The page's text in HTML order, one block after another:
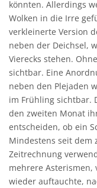
könnten. Allerdings
Wolken in die Irre
verkleinerte Version
neben der Deichsel,
Vierecks stehen.
sichtbar. Eine
neben den Plejaden
im Frühling sichtbar.
den zweiten Monat
entscheiden, ob ein
Mindestens seit dem
Zeitrechnung
mehrere Asterismen,
wieder auftauchte,